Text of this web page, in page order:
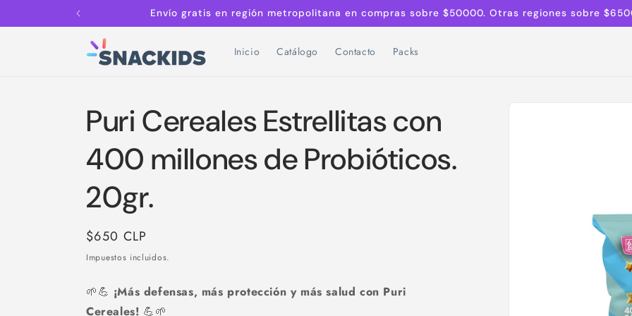
al contenido
Envío gratis en región metropolitana en compras sobre $50000. Otras regiones sobre
Inicio Catálogo Contacto Packs
Puri Cereales Estrellitas con
400 millones de Probióticos.
20gr.
Precio
habitual
$650 CLP
Impuestos incluidos.
🌱💪 ¡Más defensas, más protección y más salud con Puri
Cereales! 💪🌱